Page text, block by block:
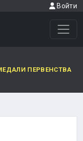
Войти
ПЕРВЕНСТВА